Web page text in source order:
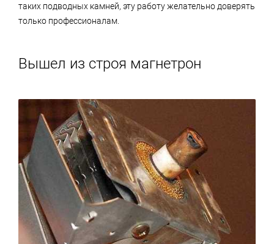
таких подводных камней, эту работу желательно доверять
только профессионалам.
Вышел из строя магнетрон